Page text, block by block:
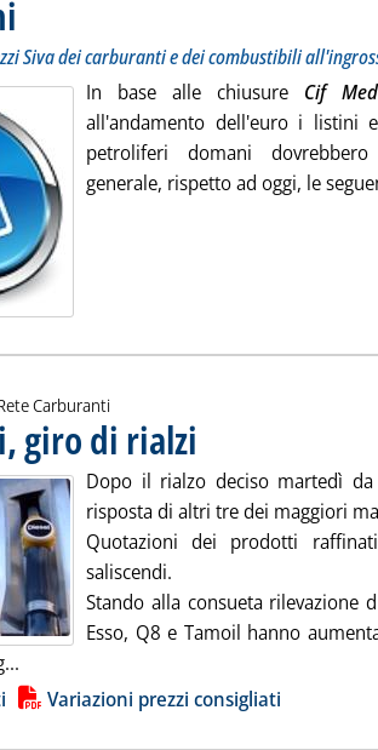
Siva dei carburanti e dei combustibili
In base alle chiusure Cif
all'andamento dell'euro i listini
petroliferi domani
generale, rispetto ad oggi, le
Carburanti
giro di rialzi
Dopo il rialzo deciso martedì
risposta di altri tre dei maggiori
Quotazioni dei prodotti
saliscendi.
Stando alla consueta rilevazione
Esso, Q8 e Tamoil hanno
alla notizia
Variazioni prezzi consigliati